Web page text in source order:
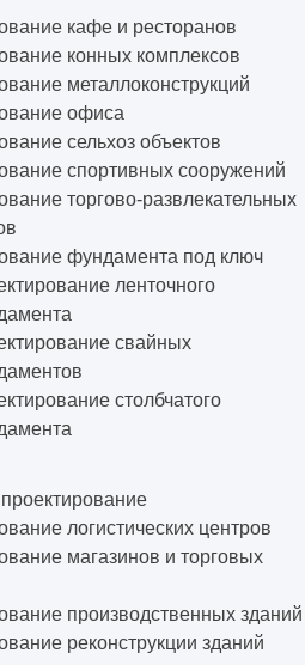
кафе и ресторанов
конных комплексов
металлоконструкций
офиса
сельхоз объектов
спортивных сооружений
торгово-развлекательных
фундамента под ключ
ленточного
свайных
столбчатого
логистических центров
магазинов и торговых
производственных зданий
реконструкции зданий